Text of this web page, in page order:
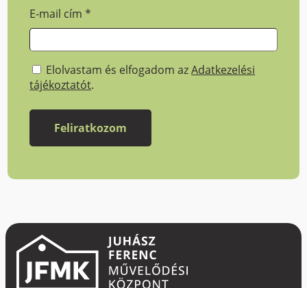
E-mail cím*
Elolvastam és elfogadom azAdatkezelési
tájékoztatót.